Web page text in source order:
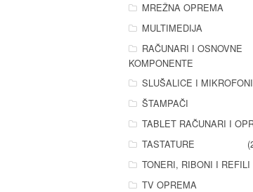
MREŽNA OPREMA
MULTIMEDIJA
RAČUNARI I OSNOVNE
KOMPONENTE
SLUŠALICE I MIKROFONI
ŠTAMPAČI
TABLET RAČUNARI I
TASTATURE
TONERI, RIBONI I REFILI
TV OPREMA